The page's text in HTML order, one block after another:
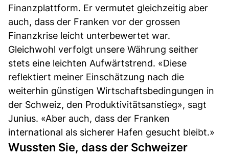
Finanzplattform. Er vermutet gleichzeitig aber
auch, dass der Franken vor der grossen
Finanzkrise leicht unterbewertet war.
Gleichwohl verfolgt unsere Währung seither
stets eine leichten Aufwärtstrend. «Diese
reflektiert meiner Einschätzung nach die
weiterhin günstigen Wirtschaftsbedingungen in
der Schweiz, den Produktivitätsanstieg», sagt
Junius. «Aber auch, dass der Franken
international als sicherer Hafen gesucht bleibt.»
Wussten Sie, dass der Schweizer